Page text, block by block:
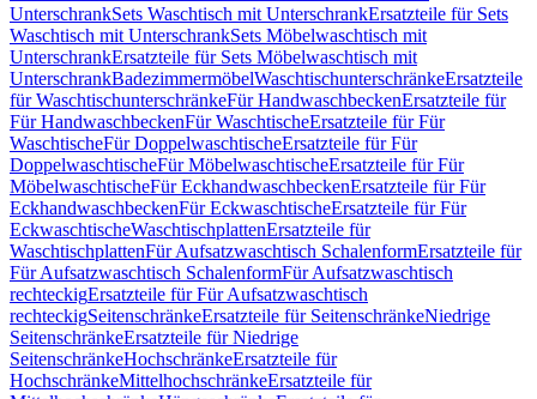
UnterschrankSets Waschtisch mit UnterschrankErsatzteile für Sets
Waschtisch mit UnterschrankSets Möbelwaschtisch mit
UnterschrankErsatzteile für Sets Möbelwaschtisch mit
UnterschrankBadezimmermöbelWaschtischunterschränkeErsatzteile
für WaschtischunterschränkeFür HandwaschbeckenErsatzteile für
Für HandwaschbeckenFür WaschtischeErsatzteile für Für
WaschtischeFür DoppelwaschtischeErsatzteile für Für
DoppelwaschtischeFür MöbelwaschtischeErsatzteile für Für
MöbelwaschtischeFür EckhandwaschbeckenErsatzteile für Für
EckhandwaschbeckenFür EckwaschtischeErsatzteile für Für
EckwaschtischeWaschtischplattenErsatzteile für
WaschtischplattenFür Aufsatzwaschtisch SchalenformErsatzteile für
Für Aufsatzwaschtisch SchalenformFür Aufsatzwaschtisch
rechteckigErsatzteile für Für Aufsatzwaschtisch
rechteckigSeitenschränkeErsatzteile für SeitenschränkeNiedrige
SeitenschränkeErsatzteile für Niedrige
SeitenschränkeHochschränkeErsatzteile für
HochschränkeMittelhochschränkeErsatzteile für